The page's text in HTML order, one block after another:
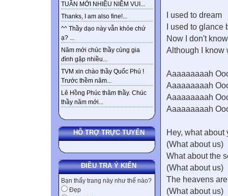
TUẦN MỚI NHIỀU NIỀM VUI...
Thanks, I am also fine!...
^^ Thầy dạo này vẫn khỏe chứ
ạ? ...
Năm mới chúc thầy cùng gia
đình gặp nhiều...
TVM xin chào thầy Quốc Phú !
Trước thềm năm...
Lê Hồng Phúc thăm thầy. Chúc
thầy năm mới...
HỖ TRỢ TRỰC TUYẾN
ĐIỀU TRA Ý KIẾN
Bạn thấy trang này như thế nào?
Đẹp
I used to dream
I used to
Now I don't
Although I know
Aaaaaaaaah
Aaaaaaaaah
Aaaaaaaaah
Aaaaaaaaah
Hey, what about
(What about us)
What about the
(What about us)
The heavens
(What about us)